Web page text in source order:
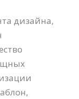
дизайна,